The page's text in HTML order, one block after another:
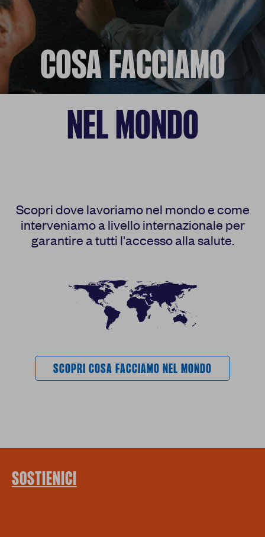
COSA FACCIAMO
NEL MONDO
Scopri dove lavoriamo nel mondo e come
interveniamo a livello internazionale per
garantire a tutti l'accesso alla salute.
SCOPRI COSA FACCIAMO NEL MONDO
SOSTIENICI